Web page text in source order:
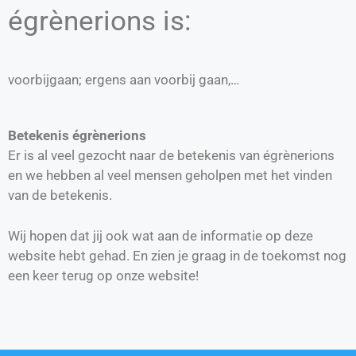
égrènerions is:
voorbijgaan; ergens aan voorbij gaan,…
Betekenis égrènerions
Er is al veel gezocht naar de betekenis van égrènerions
en we hebben al veel mensen geholpen met het vinden
van de betekenis.
Wij hopen dat jij ook wat aan de informatie op deze
website hebt gehad. En zien je graag in de toekomst nog
een keer terug op onze website!